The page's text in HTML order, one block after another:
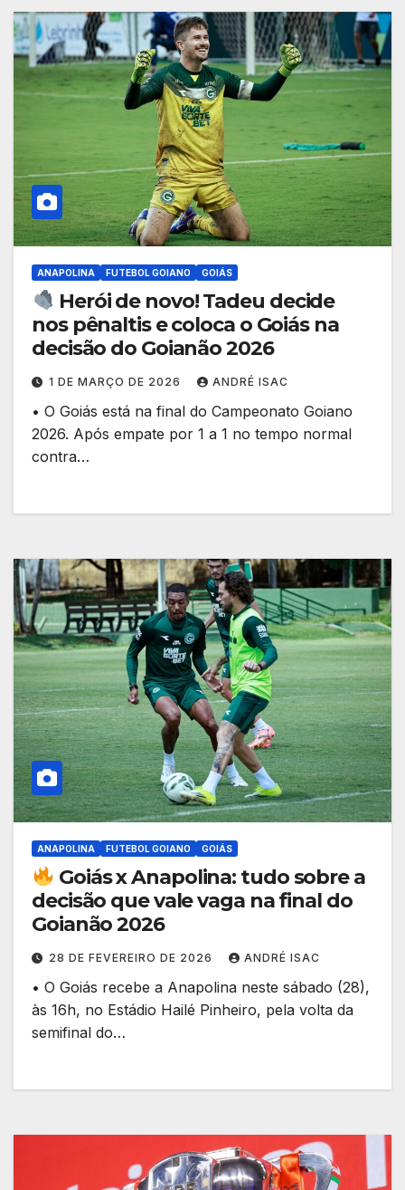
ANAPOLINA FUTEBOL GOIANO GOIÁS
Herói de novo! Tadeu decide
nos pênaltis e coloca o Goiás na
decisão do Goianão 2026
1 DE MARÇO DE 2026 ANDRÉ ISAC
• O Goiás está na final do Campeonato Goiano
2026. Após empate por 1 a 1 no tempo normal
contra…
ANAPOLINA FUTEBOL GOIANO GOIÁS
Goiás x Anapolina: tudo sobre a
decisão que vale vaga na final do
Goianão 2026
28 DE FEVEREIRO DE 2026 ANDRÉ ISAC
• O Goiás recebe a Anapolina neste sábado (28),
às 16h, no Estádio Hailé Pinheiro, pela volta da
semifinal do…